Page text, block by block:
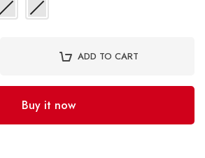
ADD TO CART
Buy it now